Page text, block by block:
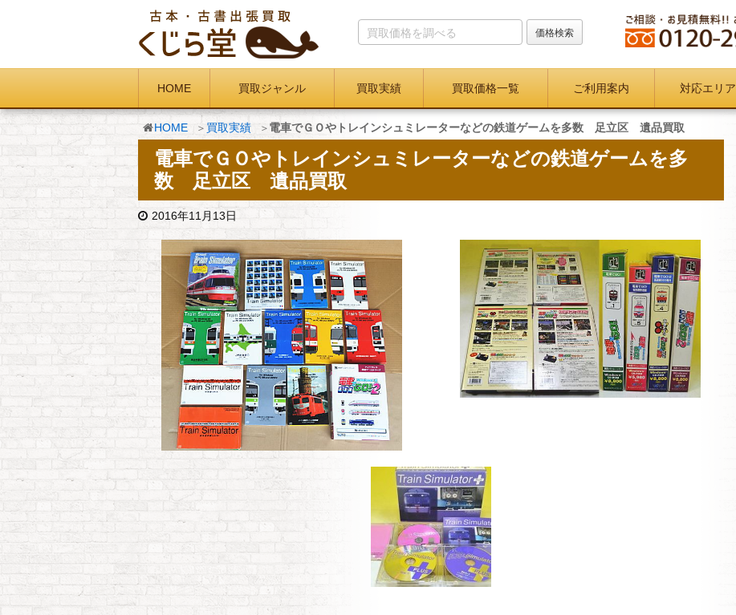
HOME 買取ジャンル 買取実績 買取価格一覧 ご利用案内 対応エリア
HOME 買取実績 電車でＧＯやトレインシュミレーターなどの鉄道ゲームを多数 足立区 遺品買取
電車でＧＯやトレインシュミレーターなどの鉄道ゲームを多
数 足立区 遺品買取
2016年11月13日